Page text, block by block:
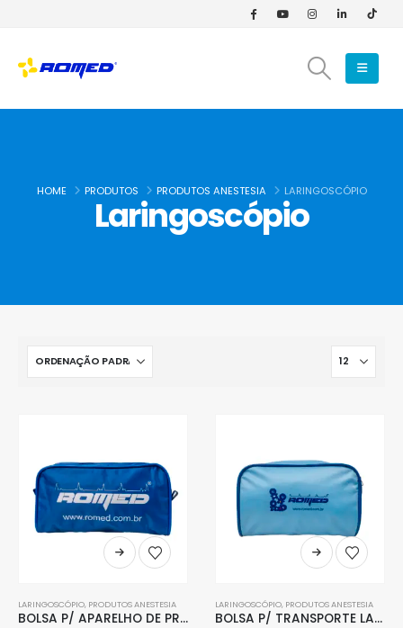
HOME PRODUTOS PRODUTOS ANESTESIA LARINGOSCÓPIO
Laringoscópio
LARINGOSCÓPIO, PRODUTOS ANESTESIA
BOLSA P/ APARELHO DE PRESSÃO / LARINGOSCÓPIO / CÂNULA GUEDEL
LARINGOSCÓPIO, PRODUTOS ANESTESIA
BOLSA P/ TRANSPORTE LARINGOSCÓPIO